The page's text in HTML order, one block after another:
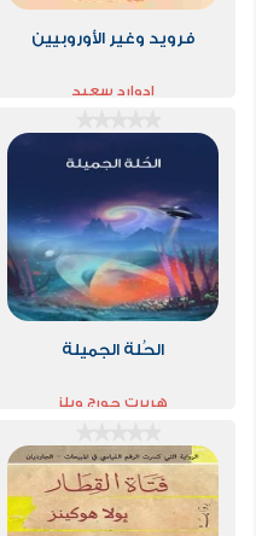
فرويد وغير الأوروبيين
إدوارد سعيد
الحُلة الجميلة
هربرت جورج ويلز